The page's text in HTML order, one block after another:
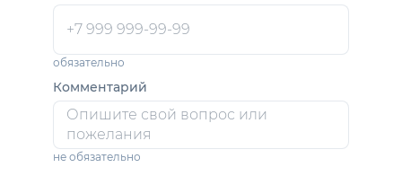
обязательно
Комментарий
не обязательно